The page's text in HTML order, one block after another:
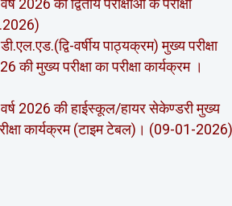
2026 की द्वितीय परीक्षाओं के परीक्षा
वर्षीय पाठ्यक्रम) मुख्‍य परीक्षा
की मुख्‍य परीक्षा का परीक्षा कार्यक्रम ।
वर्ष 2026 की हाईस्‍कूल/हायर सेकेण्‍डरी मुख्‍य
कार्यक्रम (टाइम टेबल)। (09-01-2026)